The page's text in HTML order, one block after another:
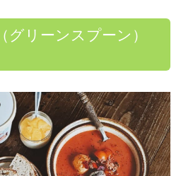
グリーンスプーン）